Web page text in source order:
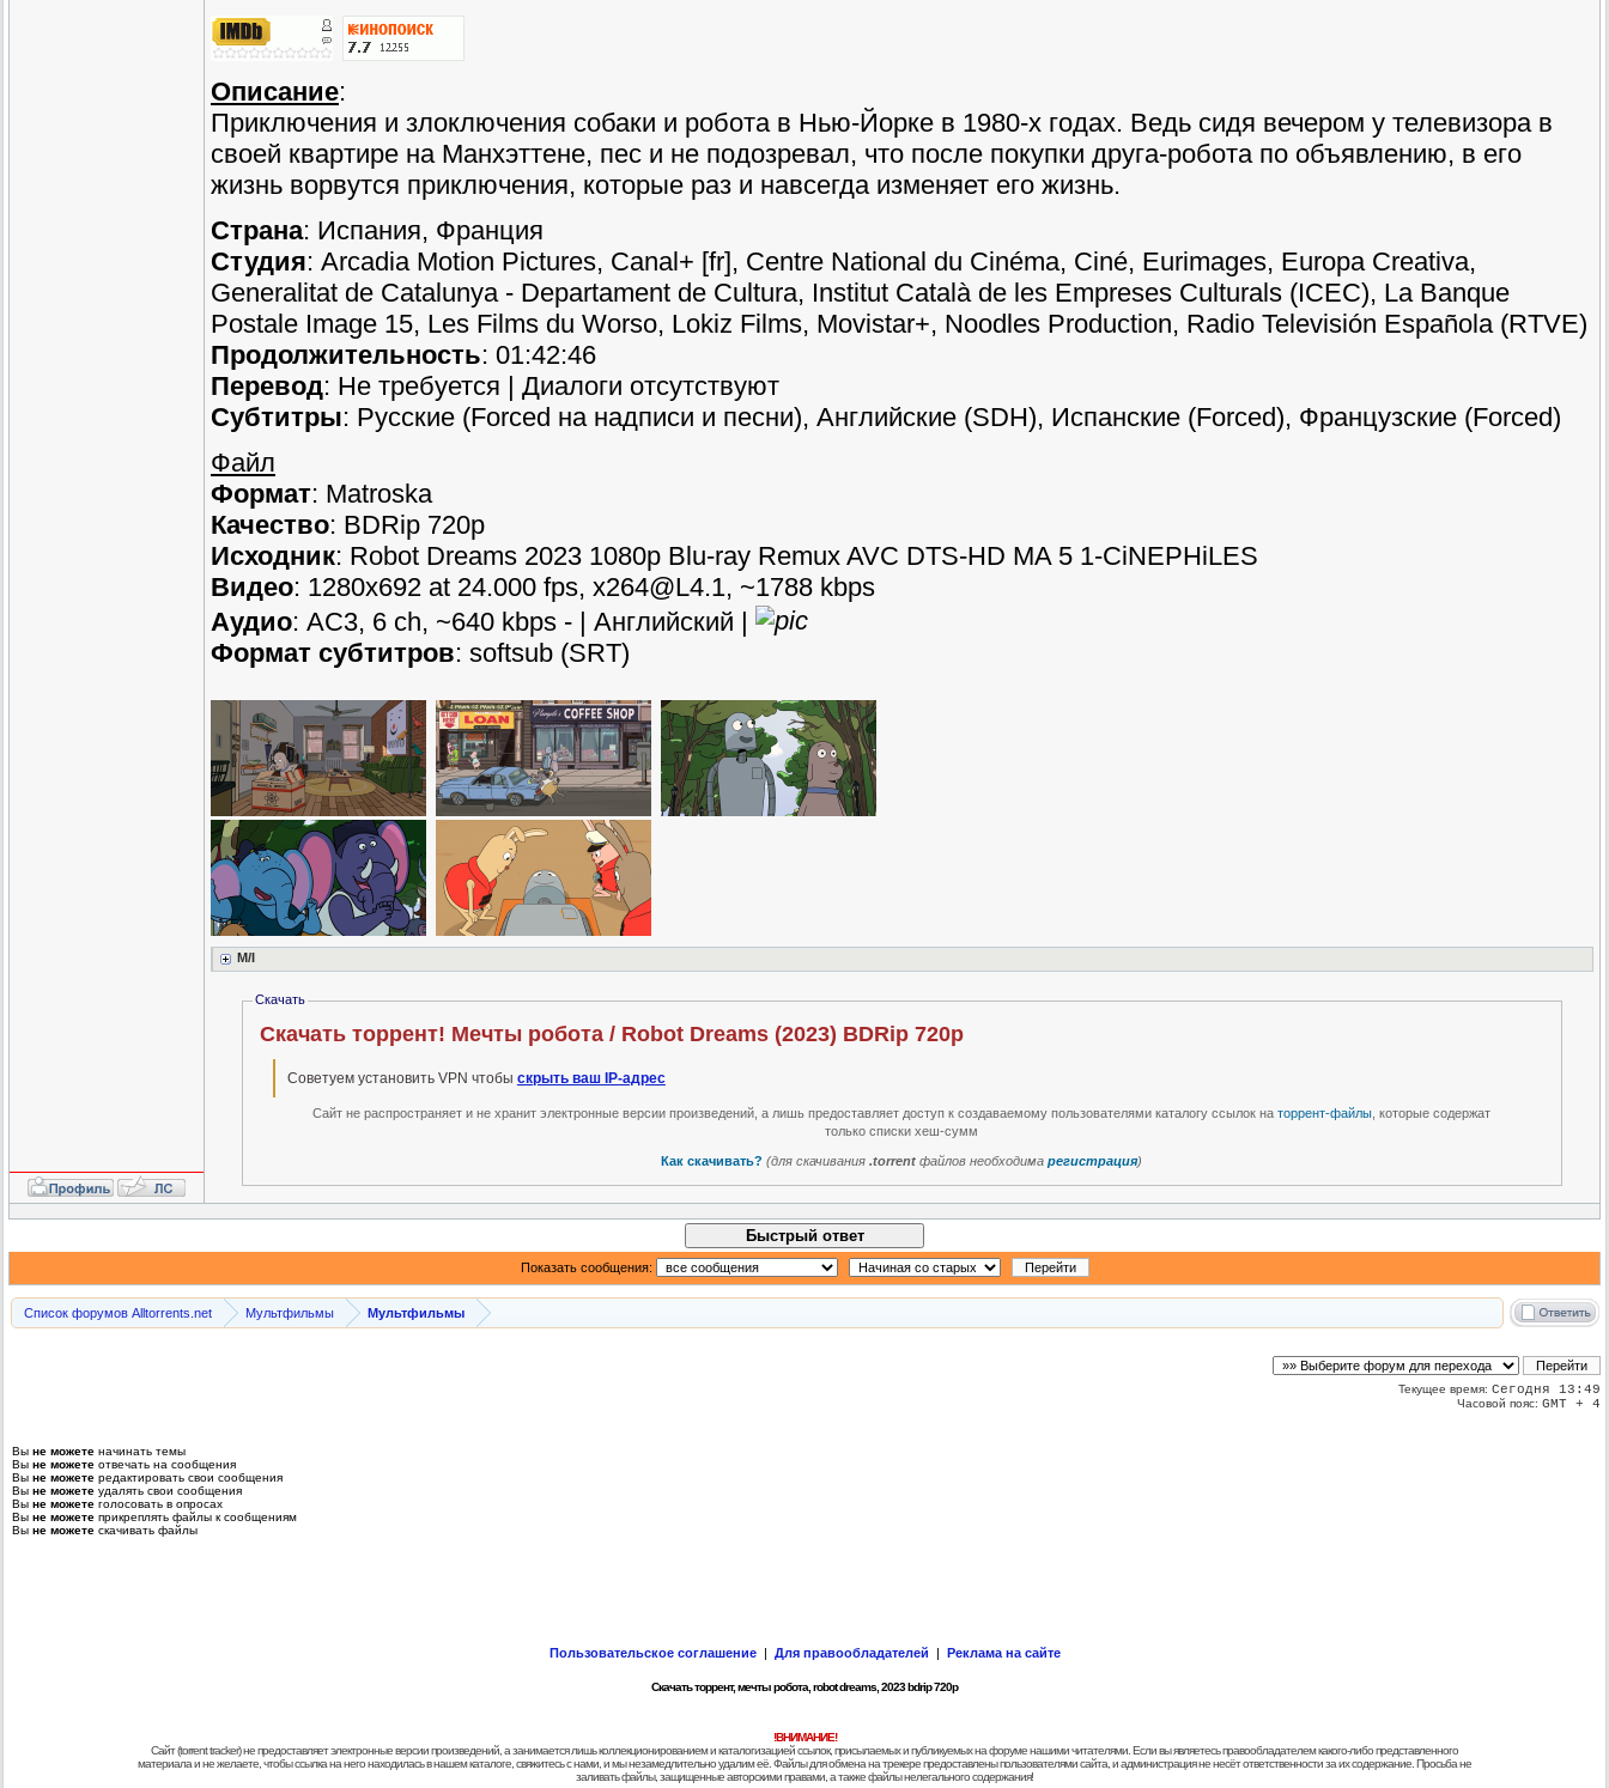
Описание:
Приключения и злоключения собаки и робота в Нью-Йорке в 1980-х годах. Ведь сидя вечером у телевизора в
своей квартире на Манхэттене, пес и не подозревал, что после покупки друга-робота по объявлению, в его
жизнь ворвутся приключения, которые раз и навсегда изменяет его жизнь.
Страна: Испания, Франция
Студия: Arcadia Motion Pictures, Canal+ [fr], Centre National du Cinéma, Ciné, Eurimages, Europa Creativa,
Generalitat de Catalunya - Departament de Cultura, Institut Català de les Empreses Culturals (ICEC), La Banque
Postale Image 15, Les Films du Worso, Lokiz Films, Movistar+, Noodles Production, Radio Televisión Española (RTVE)
Продолжительность: 01:42:46
Перевод: Не требуется | Диалоги отсутствуют
Субтитры: Русские (Forced на надписи и песни), Английские (SDH), Испанские (Forced), Французские (Forced)
Файл
Формат: Matroska
Качество: BDRip 720p
Исходник: Robot Dreams 2023 1080p Blu-ray Remux AVC DTS-HD MA 5 1-CiNEPHiLES
Видео: 1280x692 at 24.000 fps, x264@L4.1, ~1788 kbps
Аудио: AC3, 6 ch, ~640 kbps - | Английский |
Формат субтитров: softsub (SRT)
M/I
Скачать
Скачать торрент! Мечты робота / Robot Dreams (2023) BDRip 720p
Советуем установить VPN чтобы скрыть ваш IP-адрес
Сайт не распространяет и не хранит электронные версии произведений, а лишь предоставляет доступ к создаваемому пользователями каталогу ссылок наторрент-файлы , которые содержат
только списки хеш-сумм
Как скачивать? (для скачивания.torrent файлов необходимарегистрация)
Быстрый ответ
Показать сообщения:
Список форумов Alltorrents.net Мультфильмы Мультфильмы
Текущее время: Сегодня 13:49
Часовой пояс: GMT + 4
Вы не можете начинать темы
Вы не можете отвечать на сообщения
Вы не можете редактировать свои сообщения
Вы не можете удалять свои сообщения
Вы не можете голосовать в опросах
Вы не можете прикреплять файлы к сообщениям
Вы не можете скачивать файлы
Пользовательское соглашение | Для правообладателей | Реклама на сайте
Скачать торрент, мечты робота, robot dreams, 2023 bdrip 720p
!ВНИМАНИЕ!
Сайт (torrent tracker) не предоставляет электронные версии произведений, а занимается лишь коллекционированием и каталогизацией ссылок, присылаемых и публикуемых на форуме нашими читателями. Если вы являетесь правообладателем какого-либо представленного
материала и не желаете, чтобы ссылка на него находилась в нашем каталоге, свяжитесь с нами, и мы незамедлительно удалим её. Файлы для обмена на трекере предоставлены пользователями сайта, и администрация не несёт ответственности за их содержание. Просьба не
заливать файлы, защищенные авторскими правами, а также файлы нелегального содержания!